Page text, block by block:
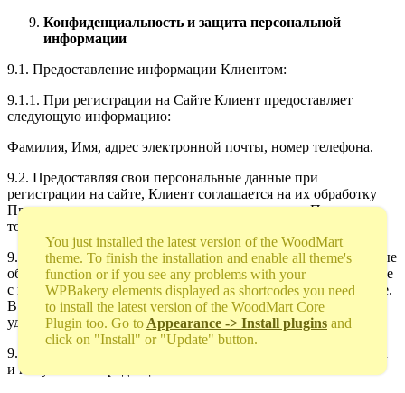
Конфиденциальность и защита персональной
информации
9.1. Предоставление информации Клиентом:
9.1.1. При регистрации на Сайте Клиент предоставляет
следующую информацию:
Фамилия, Имя, адрес электронной почты, номер телефона.
9.2. Предоставляя свои персональные данные при
регистрации на сайте, Клиент соглашается на их обработку
Продавцом, в том числе и в целях продвижения Продавцом
товаров и услуг.
9.2.1. Если Клиент не желает, чтобы его персональные данные
обрабатывались, то он должен обратиться в Службу по работе
с клиентами Продавца через форму Обратной связи на Сайте.
В таком случае вся полученная от Клиента информация
удаляется из клиентской базы Продавца.
9.3. Использование информации предоставленной Клиентом
и получаемой Продавцом.
You just installed the latest version of the WoodMart
theme. To finish the installation and enable all theme's
function or if you see any problems with your
WPBakery elements displayed as shortcodes you need
to install the latest version of the WoodMart Core
Plugin too. Go to Appearance -> Install plugins and
click on "Install" or "Update" button.